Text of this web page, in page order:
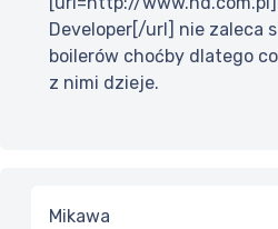
Developer[/url] nie zaleca
boilerów choćby dlatego
z nimi dzieje.
Mikawa